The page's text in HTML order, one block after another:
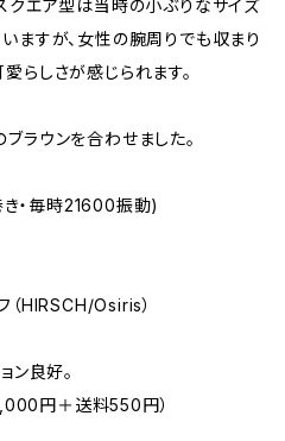
クエア型は当時の小ぶりなサイズ
ますが、女性の腕周りでも収まり
らしさが感じられます。
ラウンを合わせました。
・毎時21600振動)
（HIRSCH/Osiris）
ン良好。
円＋送料550円）